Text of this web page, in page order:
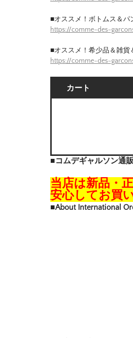
■オススメ！ボトムス＆
https://comme-des-
■オススメ！希少品＆雑
https://comme-des-
カート
■コムデギャルソン通
当店は新品・
安心してお買
■About International